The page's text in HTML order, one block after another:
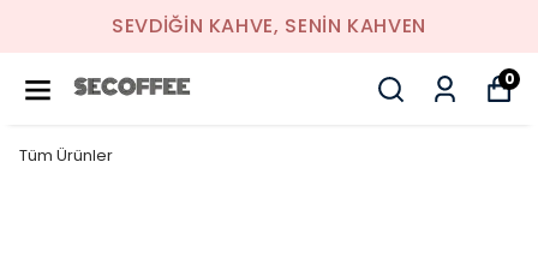
SEVDIĞIN KAHVE, SENIN KAHVEN
0
Tüm Ürünler